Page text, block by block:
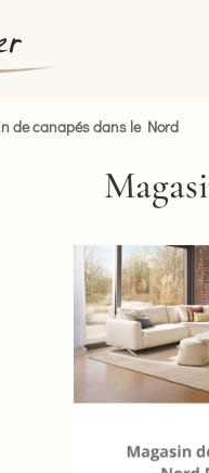
de canapés dans le Nord